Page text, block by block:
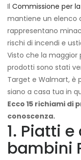
Il Commissione per
mantiene un elenco
rappresentano
rischi di incendi e
Visto che la
prodotti sono stati
Target e Walmart, è
siano a casa tua in
Ecco 15 richiami di
conoscenza.
1. Piatti
bambini